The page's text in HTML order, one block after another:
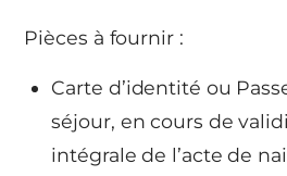
Pièces à fournir :
Carte d’identité ou
séjour, en cours de
intégrale de l’acte de